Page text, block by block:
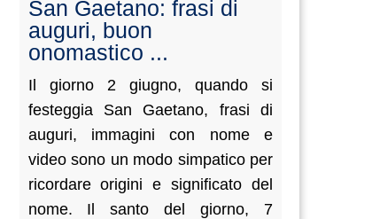
San Gaetano: frasi di
auguri, buon
onomastico ...
Il giorno 2 giugno, quando si
festeggia San Gaetano, frasi di
auguri, immagini con nome e
video sono un modo simpatico per
ricordare origini e significato del
nome. Il santo del giorno, 7